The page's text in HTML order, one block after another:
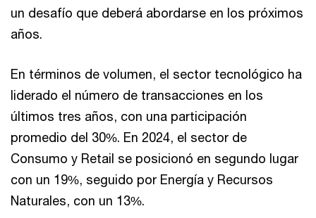
un desafío que deberá abordarse en los próximos
años.
En términos de volumen, el sector tecnológico ha
liderado el número de transacciones en los
últimos tres años, con una participación
promedio del 30%. En 2024, el sector de
Consumo y Retail se posicionó en segundo lugar
con un 19%, seguido por Energía y Recursos
Naturales, con un 13%.